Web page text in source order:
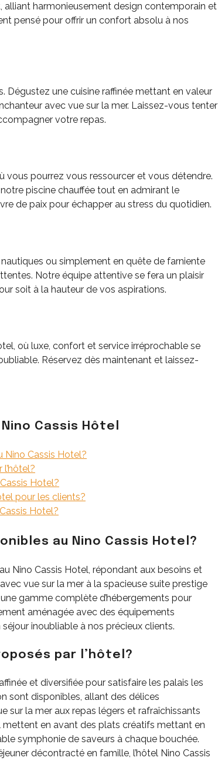
harmonieusement design contemporain et
pensé pour offrir un confort absolu à nos
Dégustez une cuisine raffinée mettant en valeur
avec vue sur la mer. Laissez-vous tenter
votre repas.
vous pourrez vous ressourcer et vous détendre.
piscine chauffée tout en admirant le
de paix pour échapper au stress du quotidien.
ou simplement en quête de farniente
Notre équipe attentive se fera un plaisir
soit à la hauteur de vos aspirations.
où luxe, confort et service irréprochable se
Réservez dès maintenant et laissez-
Cassis Hôtel
Nino Cassis Hotel?
Hotel?
pour les clients?
Hotel?
au Nino Cassis Hotel?
Nino Cassis Hotel, répondant aux besoins et
vue sur la mer à la spacieuse suite prestige
gamme complète d’hébergements pour
aménagée avec des équipements
inoubliable à nos précieux clients.
par l’hôtel?
et diversifiée pour satisfaire les palais les
sont disponibles, allant des délices
sur la mer aux repas légers et rafraîchissants
mettent en avant des plats créatifs mettant en
symphonie de saveurs à chaque bouchée.
décontracté en famille, l’hôtel Nino Cassis